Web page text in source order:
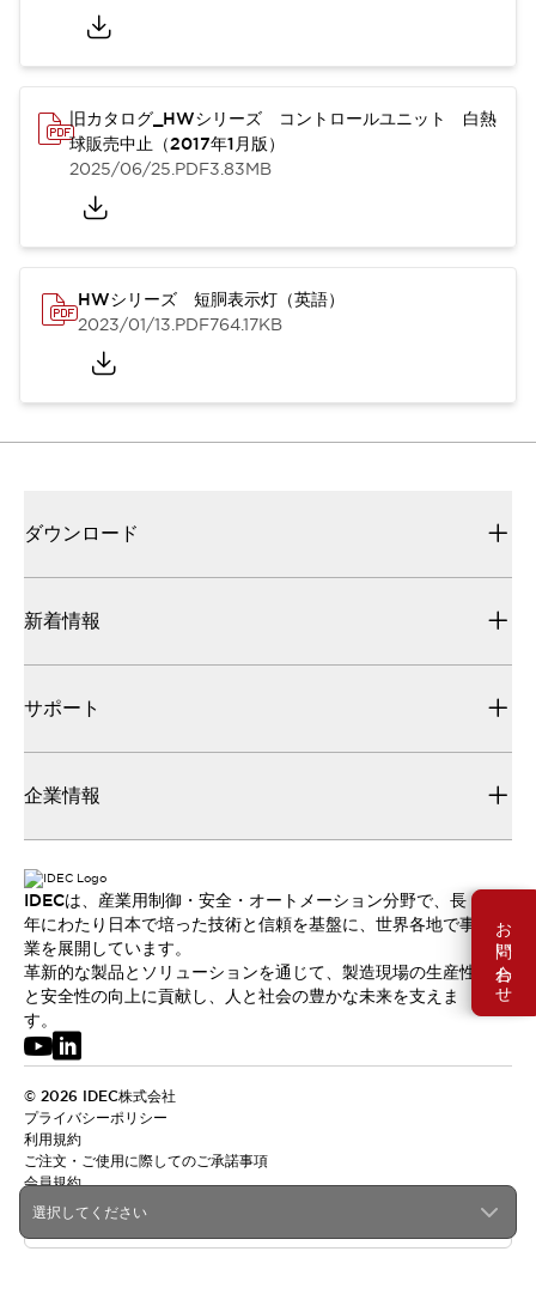
お問い合わせ
旧カタログ_HWシリーズ コントロールユニット 白熱
球販売中止（2017年1月版）
2025/06/25.PDF3.83MB
HWシリーズ 短胴表示灯（英語）
2023/01/13.PDF764.17KB
選択してください
ダウンロード
新着情報
サポート
企業情報
IDECは、産業用制御・安全・オートメーション分野で、長
年にわたり日本で培った技術と信頼を基盤に、世界各地で事
業を展開しています。
革新的な製品とソリューションを通じて、製造現場の生産性
と安全性の向上に貢献し、人と社会の豊かな未来を支えま
す。
© 2026 IDEC株式会社
プライバシーポリシー
利用規約
ご注文・ご使用に際してのご承諾事項
会員規約
日本